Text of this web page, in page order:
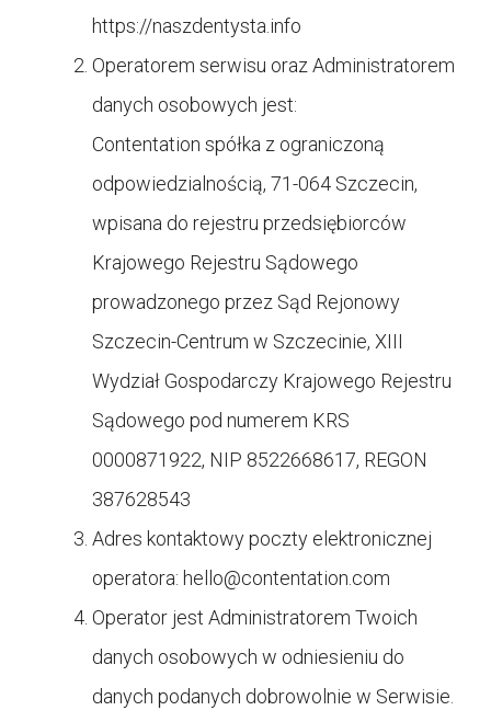
https://naszdentysta.info
Operatorem serwisu oraz Administratorem
danych osobowych jest:
Contentation spółka z ograniczoną
odpowiedzialnością, 71-064 Szczecin,
wpisana do rejestru przedsiębiorców
Krajowego Rejestru Sądowego
prowadzonego przez Sąd Rejonowy
Szczecin-Centrum w Szczecinie, XIII
Wydział Gospodarczy Krajowego Rejestru
Sądowego pod numerem KRS
0000871922, NIP 8522668617, REGON
387628543
Adres kontaktowy poczty elektronicznej
operatora: hello@contentation.com
Operator jest Administratorem Twoich
danych osobowych w odniesieniu do
danych podanych dobrowolnie w Serwisie.